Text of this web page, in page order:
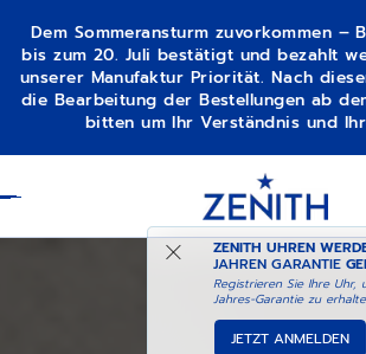
Dem Sommeransturm zuvorkommen –
bis zum 20. Juli bestätigt und bezahlt
unserer Manufaktur Priorität. Nach
die Bearbeitung der Bestellungen ab
bitten um Ihr Verständnis und
ZENITH UHREN
JAHREN GARANTIE
Registrieren Sie Ihre Uhr,
Jahres-Garantie zu
JETZT ANMELDEN